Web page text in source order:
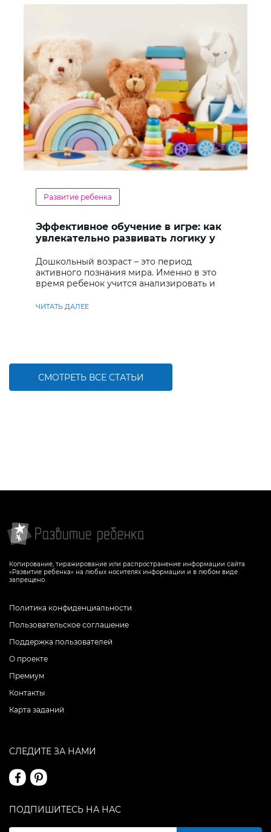
Развитие ребенка
Эффективное обучение в игре: как
увлекательно развивать логику у
Дошкольный возраст – это период
активного познания мира. Именно в это
время ребенок учится анализировать и
ЧИТАТЬ ДАЛЕЕ
СМОТРЕТЬ ВСЕ СТАТЬИ
Копирование, тиражирование или распространение информации сайта
«Развитие ребенка» на любых носителях информации и в любом виде
запрещено.
Политика конфиденциальности
Пользовательское соглашение
Поддержка пользователей
О проекте
Премиум
Контакты
Карта заданий
СЛЕДИТЕ ЗА НАМИ
ПОДПИШИТЕСЬ НА НАС